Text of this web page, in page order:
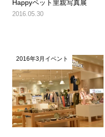
Happyペット里親写真展
2016.05.30
2016年3月イベント